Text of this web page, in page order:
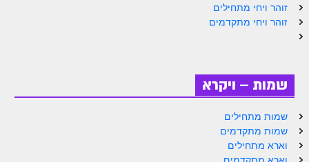
הזוהר הקדוש מקץ מתחילים
הזוהר הקדוש מקץ מתקדמים
הזוהר הקדוש ויגש מתקדמים
הזוהר הקדוש ויחי מתחילים
הזוהר הקדוש ויחי מתקדמים
זוהר ויחי מתחילים
זוהר ויחי מתקדמים
שמות – ויקרא
שמות מתחילים
שמות מתקדמים
וארא מתחילים